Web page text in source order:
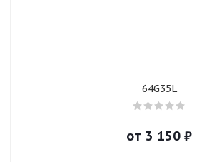
64G35L
от 3 150 ₽